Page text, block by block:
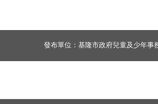
發布單位：基隆市政府兒童及少年事